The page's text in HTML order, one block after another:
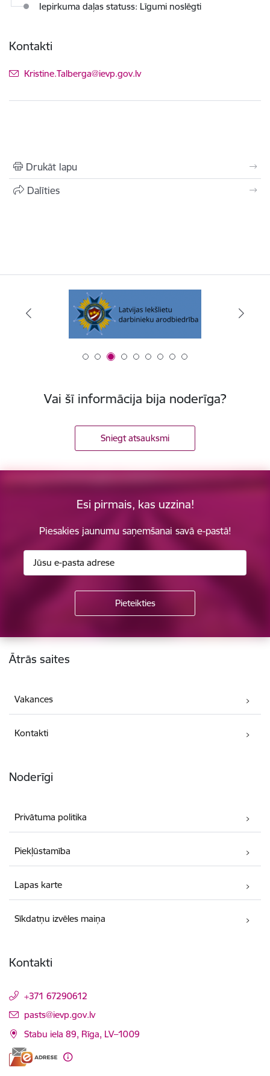
Iepirkuma daļas statuss: Līgumi noslēgti
Kontakti
E-pasts:
Kristine.Talberga@ievp.gov.lv
Drukāt lapu
Dalīties
Vai šī informācija bija noderīga?
Sniegt atsauksmi
Esi pirmais, kas uzzina!
Piesakies jaunumu saņemšanai savā e-pastā!
Kājene
Ātrās saites
Vakances
Kontakti
Noderīgi
Privātuma politika
Piekļūstamība
Lapas karte
Sīkdatņu izvēles maiņa
Kontakti
+371 67290612
E-pasts:
pasts@ievp.gov.lv
Stabu iela 89, Rīga, LV–1009